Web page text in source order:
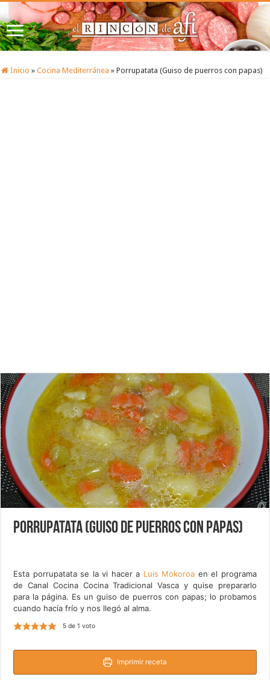
Inicio » Cocina Mediterránea » Porrupatata (Guiso de puerros con papas)
Porrupatata (Guiso de puerros con papas)
Esta porrupatata se la vi hacer a Luis Mokoroa en el programa
de Canal Cocina Cocina Tradicional Vasca y quise prepararlo
para la página. Es un guiso de puerros con papas; lo probamos
cuando hacía frío y nos llegó al alma.
5de 1 voto
Imprimir receta